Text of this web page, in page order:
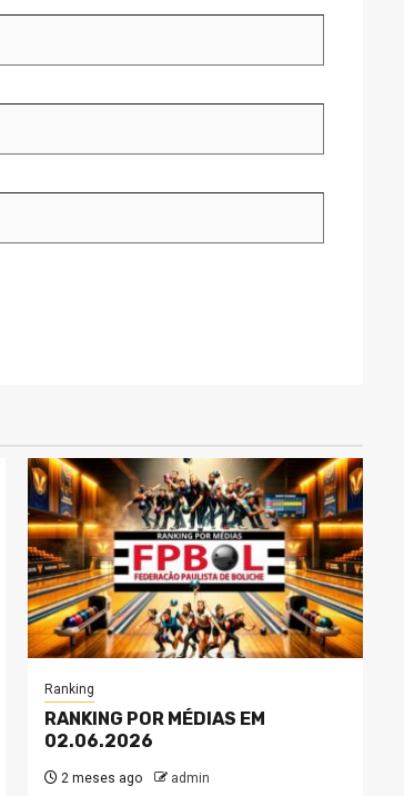
Ranking
RANKING POR MÉDIAS EM
02.06.2026
2 meses ago admin